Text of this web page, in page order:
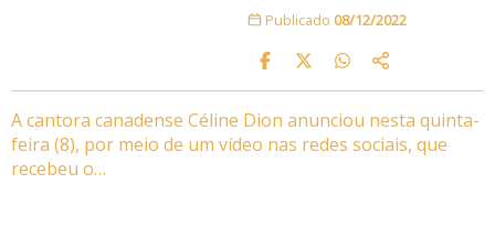
Publicado 08/12/2022
A cantora canadense Céline Dion anunciou nesta quinta-
feira (8), por meio de um vídeo nas redes sociais, que
recebeu o…